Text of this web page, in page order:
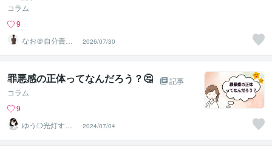
コラム
9
なお＠自分責め
をほどく｜心の
声相談室
2026/07/30
罪悪感の正体ってなんだろう？🤔
記事
コラム
9
ゆう❍光灯す心
のよりどころ❍
2024/07/04